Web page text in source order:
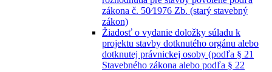
zákona č. 50⁄1976 Zb. (starý stavebný
zákon)
Žiadosť o vydanie doložky súladu k
projektu stavby dotknutého orgánu alebo
dotknutej právnickej osoby (podľa § 21
Stavebného zákona alebo podľa § 22